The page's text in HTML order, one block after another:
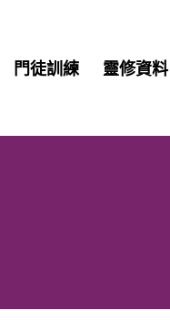
門徒訓練 靈修資料